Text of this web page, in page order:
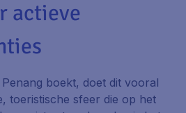
actieve
boekt, doet dit vooral
toeristische sfeer die op het